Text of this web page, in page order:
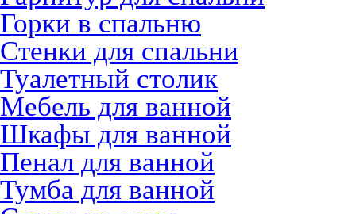
Горки в спальню
Стенки для спальни
Туалетный столик
Мебель для ванной
Шкафы для ванной
Пенал для ванной
Тумба для ванной